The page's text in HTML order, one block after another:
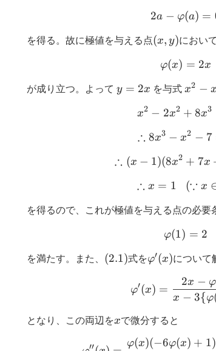
2a-
2a − φ(a) =
を得る。故に極値を与える点(x,y)
(x, y)におい
φ(x) = 2x
が成り立つ。よって y=2x
y = 2x を与式x^2-
x2 −
x^2-
x2 − 2x2 + 8x3
∴ 8x3 − x2 − 7
∴ (x − 1)(8x2 + 7x
∴ x = 1 (∵ x
を得るので、これが極値を与える点の必要
φ(1) = 2
を満たす。また、 (2.1)
(2.1)式をφ′(x)について
φ′(x) =
x − 3{φ
2x − φ
となり、この両辺をx
xで微分すると
′′ φ(x)(−6φ(x) + 1)